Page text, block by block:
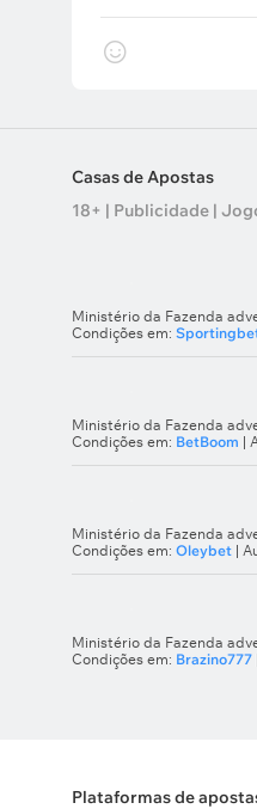
Casas de Apostas
18+ | Publicidade |
Ministério da Fazenda
Condições em:
Ministério da Fazenda
Condições em: BetBoom |
Ministério da Fazenda
Condições em: Oleybet |
Ministério da Fazenda
Condições em: Brazino777
Plataformas de